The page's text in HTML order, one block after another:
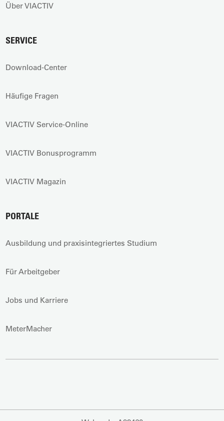
Über VIACTIV
SERVICE
Download-Center
Häufige Fragen
VIACTIV Service-Online
VIACTIV Bonusprogramm
VIACTIV Magazin
PORTALE
Ausbildung und praxisintegriertes Studium
Für Arbeitgeber
Jobs und Karriere
MeterMacher